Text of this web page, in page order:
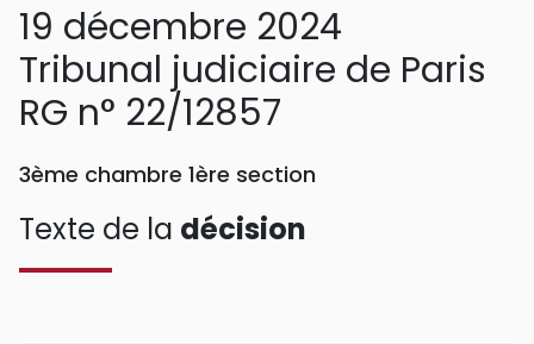
19 décembre 2024
Tribunal judiciaire de Paris
RG n° 22/12857
3ème chambre 1ère section
Texte de la décision